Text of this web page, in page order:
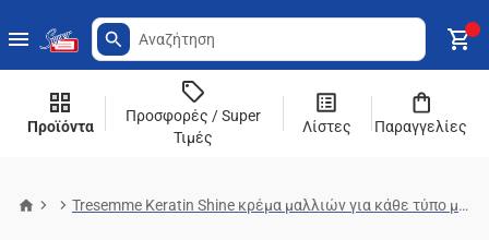
Προϊόντα
Προσφορές / Super
Τιμές
Λίστες Παραγγελίες
Tresemme Keratin Shine κρέμα μαλλιών για κάθε τύπο μαλλιών 400ml